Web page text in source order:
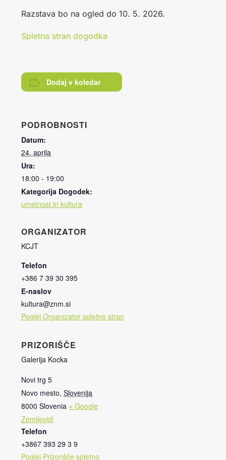
Razstava bo na ogled do 10. 5. 2026.
Spletna stran dogodka
Dodaj v koledar
PODROBNOSTI
Datum:
24. aprila
Ura:
18:00 - 19:00
Kategorija Dogodek:
umetnost in kultura
ORGANIZATOR
KCJT
Telefon
+386 7 39 30 395
E-naslov
kultura@znm.si
Poglej Organizator spletno stran
PRIZORIŠČE
Galerija Kocka
Novi trg 5
Novo mesto, Slovenija
8000 Slovenia + Google
Zemljevidi
Telefon
+3867 393 29 3 9
Poglej Prizorišče spletno